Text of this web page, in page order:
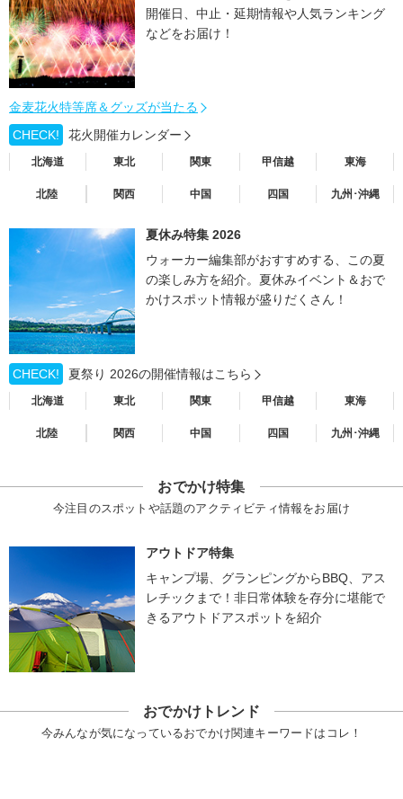
開催日、中止・延期情報や人気ランキング
などをお届け！
金麦花火特等席＆グッズが当たる
CHECK!
花火開催カレンダー
北海道 東北 関東 甲信越 東海
北陸 関西 中国 四国 九州･沖縄
夏休み特集 2026
ウォーカー編集部がおすすめする、この夏
の楽しみ方を紹介。夏休みイベント＆おで
かけスポット情報が盛りだくさん！
CHECK! 夏祭り 2026の開催情報はこちら
北海道 東北 関東 甲信越 東海
北陸 関西 中国 四国 九州･沖縄
おでかけ特集
今注目のスポットや話題のアクティビティ情報をお届け
アウトドア特集
キャンプ場、グランピングからBBQ、アス
レチックまで！非日常体験を存分に堪能で
きるアウトドアスポットを紹介
おでかけトレンド
今みんなが気になっているおでかけ関連キーワードはコレ！